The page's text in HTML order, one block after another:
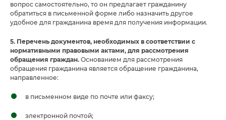
вопрос самостоятельно, то он предлагает гражданину
обратиться в письменной форме либо назначить другое
удобное для гражданина время для получения информации.
5. Перечень документов, необходимых в соответствии с
нормативными правовыми актами, для рассмотрения
обращения граждан. Основанием для рассмотрения
обращения гражданина является обращение гражданина,
направленное:
в письменном виде по почте или факсу;
электронной почтой;